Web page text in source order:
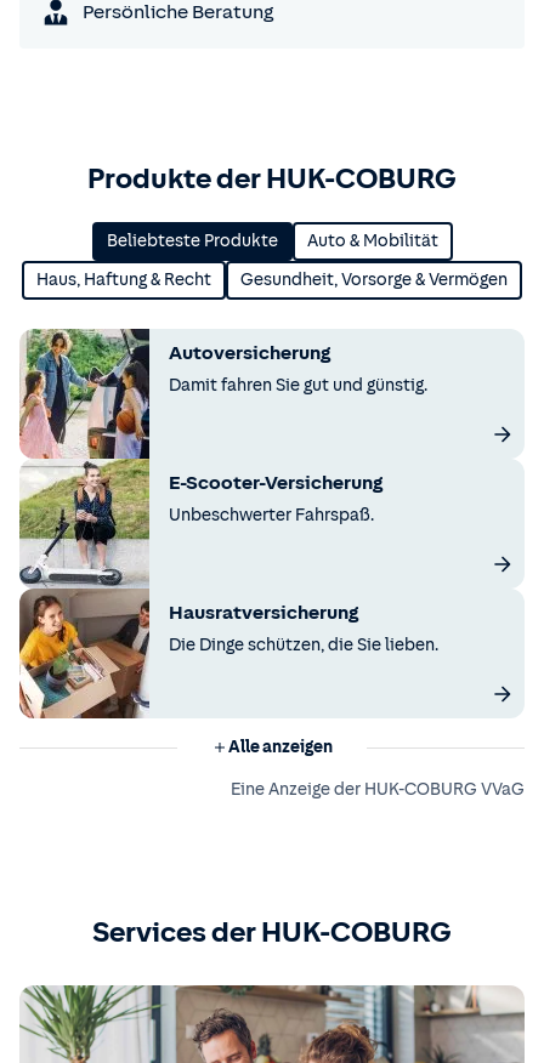
Persönliche Beratung
Produkte der HUK-COBURG
Beliebteste Produkte Auto & Mobilität
Haus, Haftung & Recht Gesundheit, Vorsorge & Vermögen
Autoversicherung
Damit fahren Sie gut und günstig.
E-Scooter-Versicherung
Unbeschwerter Fahrspaß.
Hausratversicherung
Die Dinge schützen, die Sie lieben.
Alle anzeigen
Eine Anzeige der HUK-COBURG VVaG
Services der HUK-COBURG